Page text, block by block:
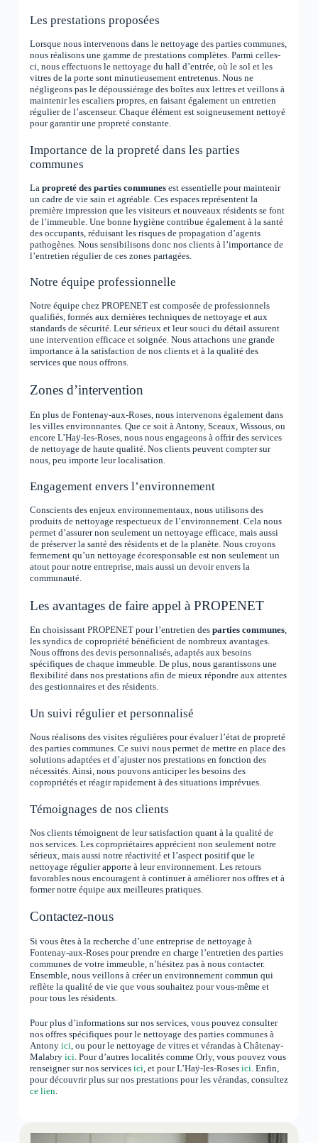
Les prestations proposées
Lorsque nous intervenons dans le nettoyage des parties communes,
nous réalisons une gamme de prestations complètes. Parmi celles-
ci, nous effectuons le nettoyage du hall d’entrée, où le sol et les
vitres de la porte sont minutieusement entretenus. Nous ne
négligeons pas le dépoussiérage des boîtes aux lettres et veillons à
maintenir les escaliers propres, en faisant également un entretien
régulier de l’ascenseur. Chaque élément est soigneusement nettoyé
pour garantir une propreté constante.
Importance de la propreté dans les parties
communes
La propreté des parties communesest essentielle pour maintenir
un cadre de vie sain et agréable. Ces espaces représentent la
première impression que les visiteurs et nouveaux résidents se font
de l’immeuble. Une bonne hygiène contribue également à la santé
des occupants, réduisant les risques de propagation d’agents
pathogènes. Nous sensibilisons donc nos clients à l’importance de
l’entretien régulier de ces zones partagées.
Notre équipe professionnelle
Notre équipe chez PROPENET est composée de professionnels
qualifiés, formés aux dernières techniques de nettoyage et aux
standards de sécurité. Leur sérieux et leur souci du détail assurent
une intervention efficace et soignée. Nous attachons une grande
importance à la satisfaction de nos clients et à la qualité des
services que nous offrons.
Zones d’intervention
En plus de Fontenay-aux-Roses, nous intervenons également dans
les villes environnantes. Que ce soit à Antony, Sceaux, Wissous, ou
encore L’Haÿ-les-Roses, nous nous engageons à offrir des services
de nettoyage de haute qualité. Nos clients peuvent compter sur
nous, peu importe leur localisation.
Engagement envers l’environnement
Conscients des enjeux environnementaux, nous utilisons des
produits de nettoyage respectueux de l’environnement. Cela nous
permet d’assurer non seulement un nettoyage efficace, mais aussi
de préserver la santé des résidents et de la planète. Nous croyons
fermement qu’un nettoyage écoresponsable est non seulement un
atout pour notre entreprise, mais aussi un devoir envers la
communauté.
Les avantages de faire appel à PROPENET
En choisissant PROPENET pour l’entretien des parties communes,
les syndics de copropriété bénéficient de nombreux avantages.
Nous offrons des devis personnalisés, adaptés aux besoins
spécifiques de chaque immeuble. De plus, nous garantissons une
flexibilité dans nos prestations afin de mieux répondre aux attentes
des gestionnaires et des résidents.
Un suivi régulier et personnalisé
Nous réalisons des visites régulières pour évaluer l’état de propreté
des parties communes. Ce suivi nous permet de mettre en place des
solutions adaptées et d’ajuster nos prestations en fonction des
nécessités. Ainsi, nous pouvons anticiper les besoins des
copropriétés et réagir rapidement à des situations imprévues.
Témoignages de nos clients
Nos clients témoignent de leur satisfaction quant à la qualité de
nos services. Les copropriétaires apprécient non seulement notre
sérieux, mais aussi notre réactivité et l’aspect positif que le
nettoyage régulier apporte à leur environnement. Les retours
favorables nous encouragent à continuer à améliorer nos offres et à
former notre équipe aux meilleures pratiques.
Contactez-nous
Si vous êtes à la recherche d’une entreprise de nettoyage à
Fontenay-aux-Roses pour prendre en charge l’entretien des parties
communes de votre immeuble, n’hésitez pas à nous contacter.
Ensemble, nous veillons à créer un environnement commun qui
reflète la qualité de vie que vous souhaitez pour vous-même et
pour tous les résidents.
Pour plus d’informations sur nos services, vous pouvez consulter
nos offres spécifiques pour le nettoyage des parties communes à
Antony ici, ou pour le nettoyage de vitres et vérandas à Châtenay-
Malabry ici. Pour d’autres localités comme Orly, vous pouvez vous
renseigner sur nos services ici, et pour L’Haÿ-les-Roses ici. Enfin,
pour découvrir plus sur nos prestations pour les vérandas, consultez
ce lien.